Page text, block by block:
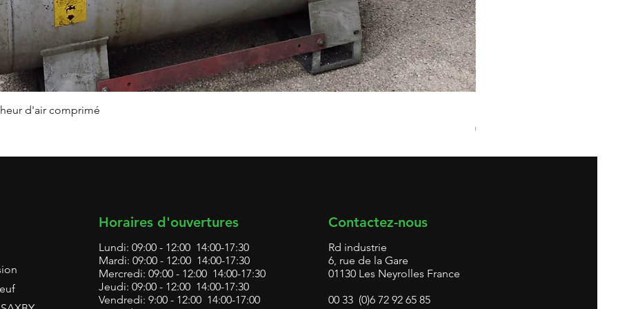
d'air comprimé
Prix
0,00 €
Horaires d'ouvertures
Lundi: 09:00 - 12:00 14:00-17:30
Mardi: 09:00 - 12:00 14:00-17:30
Mercredi: 09:00 - 12:00 14:00-17:30
Jeudi: 09:00 - 12:00 14:00-17:30
Vendredi: 9:00 - 12:00 14:00-17:00
Contactez-nous
Rd industrie
6, rue de la Gare
01130 Les Neyrolles France
00 33 (0)6 72 92 65 85